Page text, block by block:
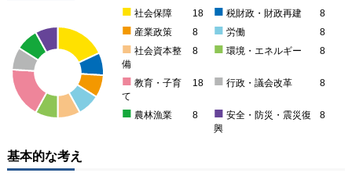
■ 社会保障 18 ■ 税財政・財政再建 8
■ 産業政策 8 ■ 労働 8
■ 社会資本整
備
8 ■ 環境・エネルギー 8
■ 教育・子育
て
18 ■ 行政・議会改革 8
■ 農林漁業 8 ■ 安全・防災・震災復
興
8
基本的な考え